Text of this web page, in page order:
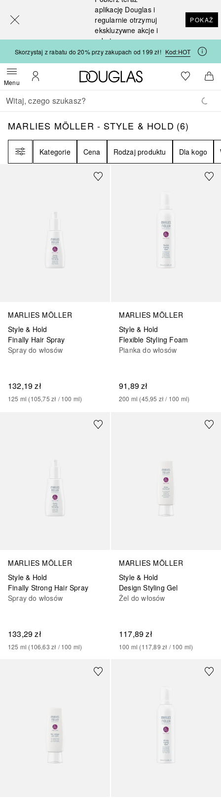
aplikację Douglas i
regularnie otrzymuj
ekskluzywne akcje i
rabaty
POKAŻ
Skorzystaj z rabatu do 20% przy zakupach od 199 zł! Kod:HOT
MenuOtwórz menuMoje konto
Strona główna Douglas
Do listyDo
Wracać
Wykonaj wyszukiwanie
MARLIES MÖLLER - STYLE & HOLD6
MARLIES MÖLLER - STYLE & HOLD (6)
Kategorie Cena Rodzaj produktu Dla kogo
MARLIES MÖLLER
Style & Hold
Finally Hair Spray
Spray do włosów
132,19 zł
125 ml (105,75 zł / 100 ml)
MARLIES MÖLLER
Style & Hold
Flexible Styling Foam
Pianka do włosów
91,89 zł
200 ml (45,95 zł / 100 ml)
MARLIES MÖLLER
Style & Hold
Finally Strong Hair Spray
Spray do włosów
133,29 zł
125 ml (106,63 zł / 100 ml)
MARLIES MÖLLER
Style & Hold
Design Styling Gel
Żel do włosów
117,89 zł
100 ml (117,89 zł / 100 ml)
[navigation.slideout.screenreader]